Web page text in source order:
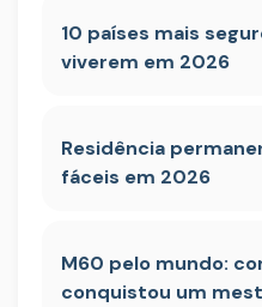
10 países mais
viverem em 2026
Residência
fáceis em 2026
M60 pelo mundo:
conquistou um